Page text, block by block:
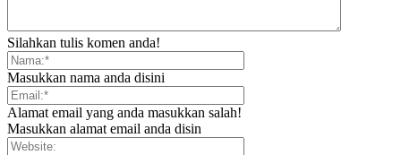
Silahkan tulis komen anda!
Masukkan nama anda disini
Alamat email yang anda masukkan salah!
Masukkan alamat email anda disin